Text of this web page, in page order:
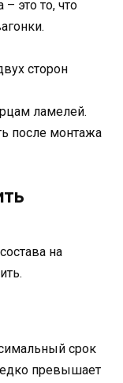
это то, что
сторон
ламелей.
после монтажа
на
срок
превышает